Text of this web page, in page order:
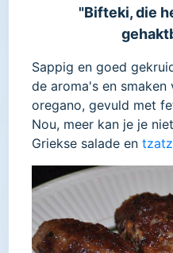
"Bifteki, die
Sappig en goed
de aroma's en smaken
oregano, gevuld met
Nou, meer kan je je
Griekse salade en